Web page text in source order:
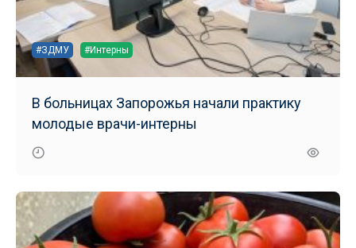
#ЗДМУ #Интерны
В больницах Запорожья начали практику
молодые врачи-интерны